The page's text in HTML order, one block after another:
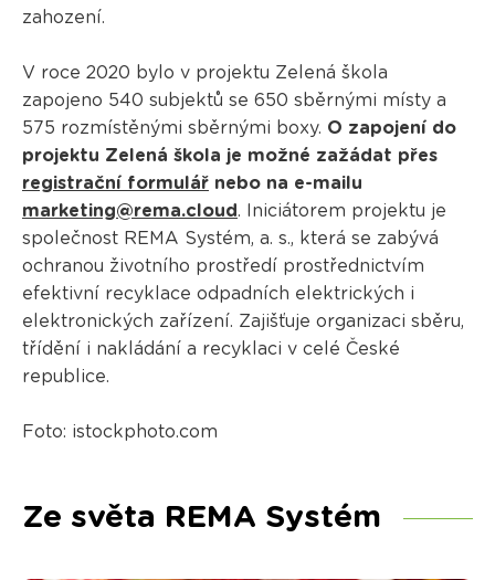
zahození.
V roce 2020 bylo v projektu Zelená škola
zapojeno 540 subjektů se 650 sběrnými místy a
575 rozmístěnými sběrnými boxy. O zapojení do
projektu Zelená škola je možné zažádat přes
registrační formulářnebo na e-mailu
marketing@rema.cloud . Iniciátorem projektu je
společnost REMA Systém, a. s., která se zabývá
ochranou životního prostředí prostřednictvím
efektivní recyklace odpadních elektrických i
elektronických zařízení. Zajišťuje organizaci sběru,
třídění i nakládání a recyklaci v celé České
republice.
Foto: istockphoto.com
Ze světa REMA Systém